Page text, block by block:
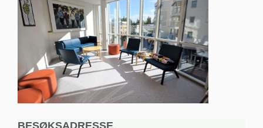
BESØKSADRESSE